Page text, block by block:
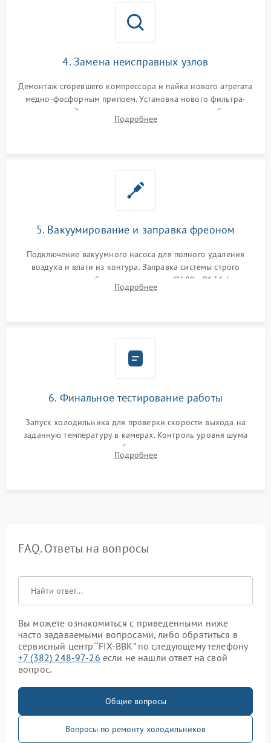
4. Замена неисправных узлов
Демонтаж сгоревшего компрессора и пайка нового агрегата
медно-фосфорным припоем. Установка нового фильтра-
осушителя. Замена изношенных вентиляторов обдува,
сломанных заслонок или поврежденных дверных петель.
Подробнее
5. Вакуумирование и заправка фреоном
Подключение вакуумного насоса для полного удаления
воздуха и влаги из контура. Заправка системы строго
дозированным объемом хладагента (R600a, R134a) по
электронным весам. Контроль рабочего давления в системе.
Подробнее
6. Финальное тестирование работы
Запуск холодильника для проверки скорости выхода на
заданную температуру в камерах. Контроль уровня шума
компрессора, отсутствия обмерзания стенок и корректного
срабатывания системы автоматической оттайки.
Подробнее
FAQ. Ответы на вопросы
Вы можете ознакомиться с приведенными ниже
часто задаваемыми вопросами, либо обратиться в
сервисный центр “FIX-BBK” по следующему телефону
+7 (382) 248-97-26 если не нашли ответ на свой
вопрос.
Общие вопросы
Вопросы по ремонту холодильников